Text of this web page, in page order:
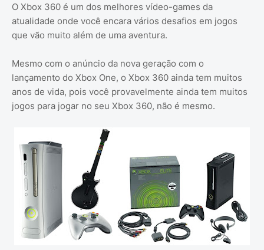
O Xbox 360 é um dos melhores vídeo-games da
atualidade onde você encara vários desafios em jogos
que vão muito além de uma aventura.
Mesmo com o anúncio da nova geração com o
lançamento do Xbox One, o Xbox 360 ainda tem muitos
anos de vida, pois você provavelmente ainda tem muitos
jogos para jogar no seu Xbox 360, não é mesmo.